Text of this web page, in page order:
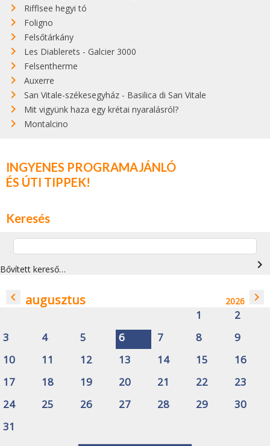
Rifflsee hegyi tó
Foligno
Felsőtárkány
Les Diablerets - Galcier 3000
Felsentherme
Auxerre
San Vitale-székesegyház - Basilica di San Vitale
Mit vigyünk haza egy krétai nyaralásról?
Montalcino
INGYENES PROGRAMAJÁNLÓ
ÉS ÚTI TIPPEK!
Keresés
Bővített kereső… navigate_next
navigate_before augusztus 2026 navigate_next
1
2
3
4 5 6 7 8
9
10
11 12 13 14 15
16
17
18 19 20 21 22
23
24
25 26 27 28 29
30
31